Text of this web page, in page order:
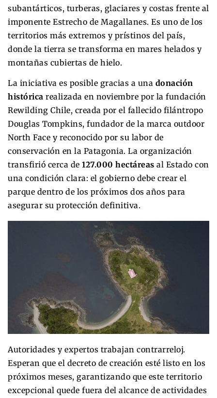
subantárticos, turberas, glaciares y costas frente al
imponente Estrecho de Magallanes. Es uno de los
territorios más extremos y prístinos del país,
donde la tierra se transforma en mares helados y
montañas cubiertas de hielo.
La iniciativa es posible gracias a una donación
histórica realizada en noviembre por la fundación
Rewilding Chile, creada por el fallecido filántropo
Douglas Tompkins, fundador de la marca outdoor
North Face y reconocido por su labor de
conservación en la Patagonia. La organización
transfirió cerca de 127.000 hectáreas al Estado con
una condición clara: el gobierno debe crear el
parque dentro de los próximos dos años para
asegurar su protección definitiva.
Autoridades y expertos trabajan contrarreloj.
Esperan que el decreto de creación esté listo en los
próximos meses, garantizando que este territorio
excepcional quede fuera del alcance de actividades